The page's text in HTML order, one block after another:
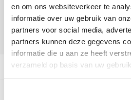
en om ons websiteverkeer te
informatie over uw gebruik van
partners voor social media,
partners kunnen deze gegevens
informatie die u aan ze heeft
verzameld op basis van uw
Toevoegen
DELEN:
Productomschrijving